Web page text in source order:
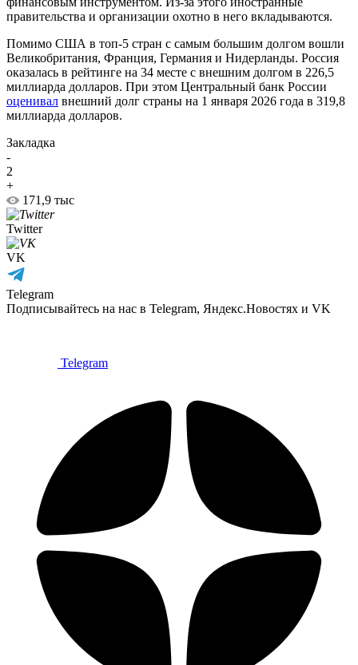
правительства и организации охотно в него вкладываются.
Помимо США в топ-5 стран с самым большим долгом вошли
Великобритания, Франция, Германия и Нидерланды. Россия
оказалась в рейтинге на 34 месте с внешним долгом в 226,5
миллиарда долларов. При этом Центральный банк России
оценивал внешний долг страны на 1 января 2026 года в 319,8
миллиарда долларов.
Закладка
-
2
+
171,9 тыс
Twitter
VK
Telegram
Подписывайтесь на нас в Telegram, Яндекс.Новостях и VK
Telegram